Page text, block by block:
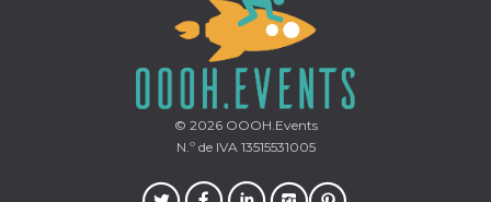
© 2026OOOH.Events
N.º de IVA 13515531005